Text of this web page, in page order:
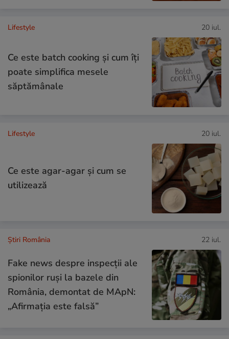
Lifestyle 20 iul.
Ce este batch cooking și cum îți
poate simplifica mesele
săptămânale
Lifestyle 20 iul.
Ce este agar-agar și cum se
utilizează
Știri România 22 iul.
Fake news despre inspecții ale
spionilor ruși la bazele din
România, demontat de MApN:
„Afirmația este falsă”